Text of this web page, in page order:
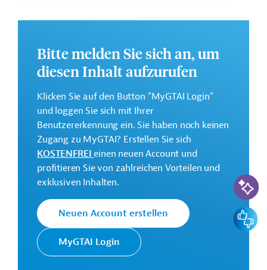
73 Millionen US-Dollar
Kontaktadresse
Siltech Projektträger
Kanada
Kunststoff, -produkte
Bau, übergreifend
Bitte melden Sie sich an, um
diesen Inhalt aufzurufen
Klicken Sie auf den Button "MyGTAI Login"
und loggen Sie sich mit Ihrer
Benutzererkennung ein. Sie haben noch keinen
Zugang zu MyGTAI? Erstellen Sie sich
KOSTENFREIeinen neuen Account und
profitieren Sie von zahlreichen Vorteilen und
exklusiven Inhalten.
Neuen Account erstellen
MyGTAI Login
KI-